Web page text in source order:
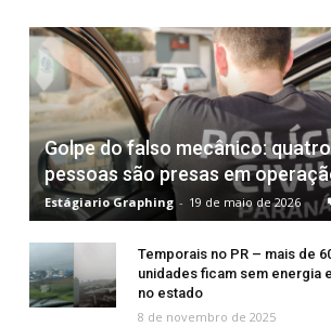
Golpe do falso mecânico: quatro
pessoas são presas em
Estágiario Graphing - 19 de maio de 2026
Temporais no PR – mais de
unidades ficam sem energia
no estado
8 de novembro de 2025